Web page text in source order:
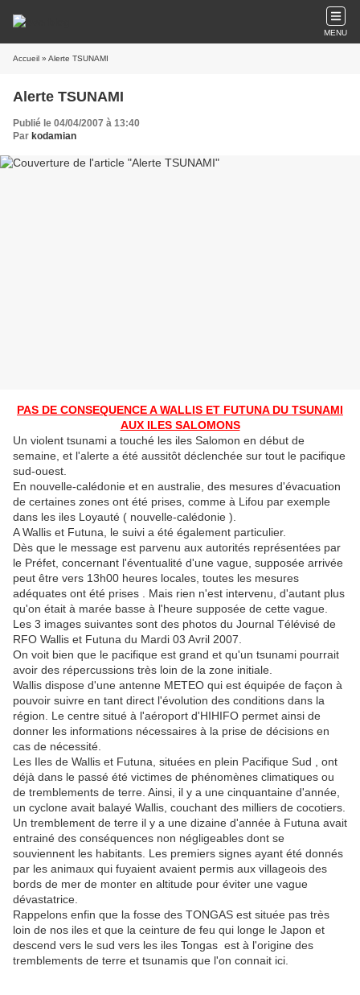
MENU
Accueil » Alerte TSUNAMI
Alerte TSUNAMI
Publié le 04/04/2007 à 13:40
Par kodamian
PAS DE CONSEQUENCE A WALLIS ET FUTUNA DU TSUNAMI
AUX ILES SALOMONS
Un violent tsunami a touché les iles Salomon en début de
semaine, et l'alerte a été aussitôt déclenchée sur tout le pacifique
sud-ouest.
En nouvelle-calédonie et en australie, des mesures d'évacuation
de certaines zones ont été prises, comme à Lifou par exemple
dans les iles Loyauté ( nouvelle-calédonie ).
A Wallis et Futuna, le suivi a été également particulier.
Dès que le message est parvenu aux autorités représentées par
le Préfet, concernant l'éventualité d'une vague, supposée arrivée
peut être vers 13h00 heures locales, toutes les mesures
adéquates ont été prises . Mais rien n'est intervenu, d'autant plus
qu'on était à marée basse à l'heure supposée de cette vague.
Les 3 images suivantes sont des photos du Journal Télévisé de
RFO Wallis et Futuna du Mardi 03 Avril 2007.
On voit bien que le pacifique est grand et qu'un tsunami pourrait
avoir des répercussions très loin de la zone initiale.
Wallis dispose d'une antenne METEO qui est équipée de façon à
pouvoir suivre en tant direct l'évolution des conditions dans la
région. Le centre situé à l'aéroport d'HIHIFO permet ainsi de
donner les informations nécessaires à la prise de décisions en
cas de nécessité.
Les Iles de Wallis et Futuna, situées en plein Pacifique Sud , ont
déjà dans le passé été victimes de phénomènes climatiques ou
de tremblements de terre. Ainsi, il y a une cinquantaine d'année,
un cyclone avait balayé Wallis, couchant des milliers de cocotiers.
Un tremblement de terre il y a une dizaine d'année à Futuna avait
entrainé des conséquences non négligeables dont se
souviennent les habitants. Les premiers signes ayant été donnés
par les animaux qui fuyaient avaient permis aux villageois des
bords de mer de monter en altitude pour éviter une vague
dévastatrice.
Rappelons enfin que la fosse des TONGAS est située pas très
loin de nos iles et que la ceinture de feu qui longe le Japon et
descend vers le sud vers les iles Tongas est à l'origine des
tremblements de terre et tsunamis que l'on connait ici.